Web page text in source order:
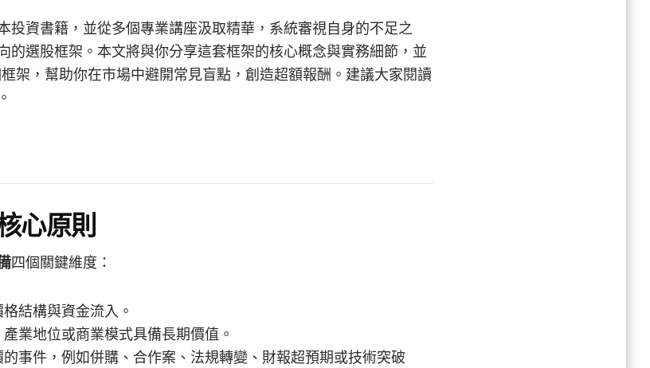
捕
捉
市
場
投資書籍，並從多個專業講座汲取精華，系統審視自身的不足之
的選股框架。本文將與你分享這套框架的核心概念與實務細節，並
架，幫助你在市場中避開常見盲點，創造超額報酬。建議大家閱讀
心原則
四個關鍵維度：
結構與資金流入。
業地位或商業模式具備長期價值。
事件，例如併購、合作案、法規轉變、財報超預期或技術突破